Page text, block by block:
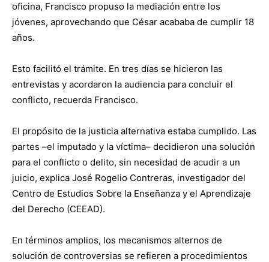
oficina, Francisco propuso la mediación entre los
jóvenes, aprovechando que César acababa de cumplir 18
años.
Esto facilitó el trámite. En tres días se hicieron las
entrevistas y acordaron la audiencia para concluir el
conflicto, recuerda Francisco.
El propósito de la justicia alternativa estaba cumplido. Las
partes –el imputado y la víctima– decidieron una solución
para el conflicto o delito, sin necesidad de acudir a un
juicio, explica José Rogelio Contreras, investigador del
Centro de Estudios Sobre la Enseñanza y el Aprendizaje
del Derecho (CEEAD).
En términos amplios, los mecanismos alternos de
solución de controversias se refieren a procedimientos